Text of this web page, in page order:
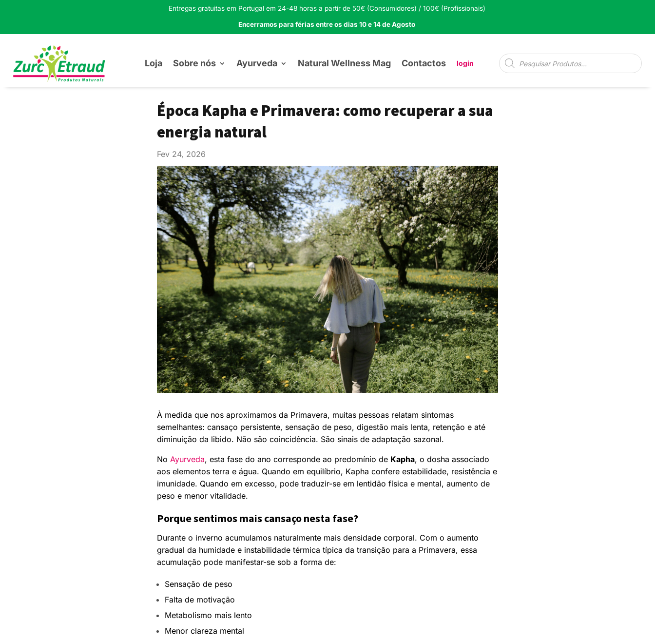
Entregas gratuitas em Portugal em 24-48 horas a partir de 50€ (Consumidores) / 100€ (Profissionais)
Encerramos para férias entre os dias 10 e 14 de Agosto
Loja Sobre nós Ayurveda Natural Wellness Mag Contactos login
Pesquisa
de
produtos
Época Kapha e Primavera: como recuperar a sua
energia natural
Fev 24, 2026
À medida que nos aproximamos da Primavera, muitas pessoas relatam sintomas
semelhantes: cansaço persistente, sensação de peso, digestão mais lenta, retenção e até
diminuição da libido. Não são coincidência. São sinais de adaptação sazonal.
NoAyurveda, esta fase do ano corresponde ao predomínio de Kapha, o dosha associado
aos elementos terra e água. Quando em equilíbrio, Kapha confere estabilidade, resistência e
imunidade. Quando em excesso, pode traduzir-se em lentidão física e mental, aumento de
peso e menor vitalidade.
Porque sentimos mais cansaço nesta fase?
Durante o inverno acumulamos naturalmente mais densidade corporal. Com o aumento
gradual da humidade e instabilidade térmica típica da transição para a Primavera, essa
acumulação pode manifestar-se sob a forma de:
Sensação de peso
Falta de motivação
Metabolismo mais lento
Menor clareza mental